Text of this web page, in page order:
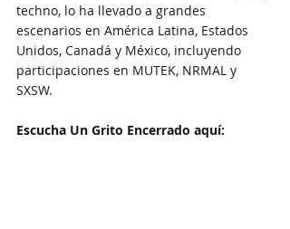
techno, lo ha llevado a grandes
escenarios en América Latina, Estados
Unidos, Canadá y México, incluyendo
participaciones en MUTEK, NRMAL y
SXSW.
Escucha Un Grito Encerrado aquí: